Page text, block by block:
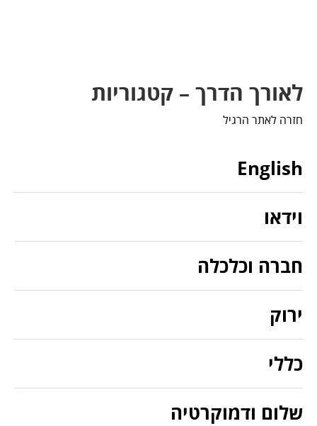
לאורך הדרך – קטגוריות
חזרה לאתר הרגיל
English
וידאו
חברה וכלכלה
ירוק
כללי
שלום ודמוקרטיה